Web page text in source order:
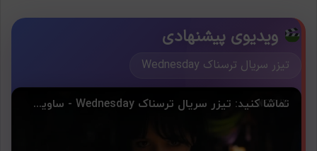
ویدیوی پیشنهادی
تیزر سریال ترسناک Wednesday